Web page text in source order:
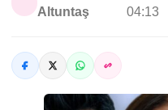
Altuntaş
04:13